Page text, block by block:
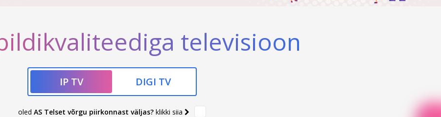
televisioon
IP TV DIGI TV
oled AS Telset võrgu piirkonnast väljas? klikki siia